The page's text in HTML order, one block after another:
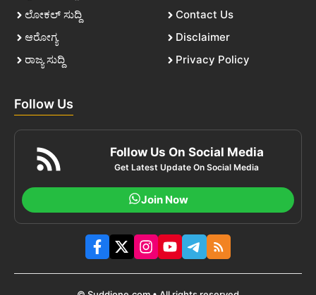
ಲೋಕಲ್ ಸುದ್ದಿ
ಆರೋಗ್ಯ
ರಾಜ್ಯ ಸುದ್ದಿ
Contact Us
Disclaimer
Privacy Policy
Follow Us
Follow Us On Social Media
Get Latest Update On Social Media
Join Now